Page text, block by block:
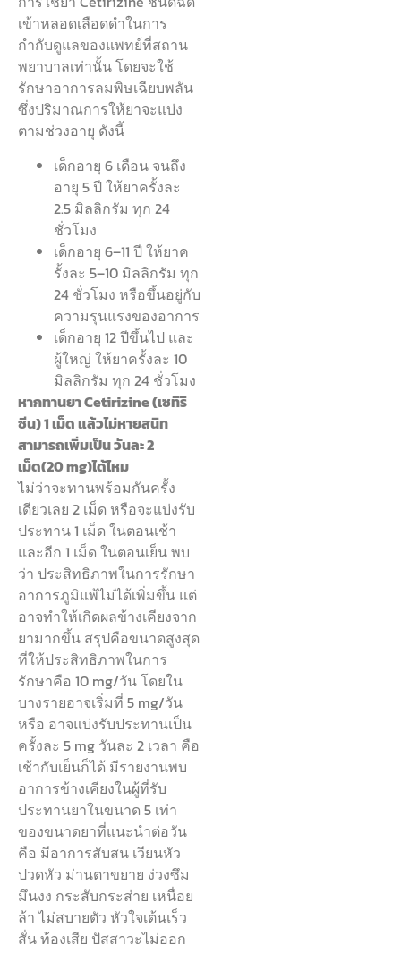
เข้าหลอดเลือดดำในการ
กำกับดูแลของแพทย์ที่สถาน
พยาบาลเท่านั้น โดยจะใช้
รักษาอาการลมพิษเฉียบพลัน
ซึ่งปริมาณการให้ยาจะแบ่ง
ตามช่วงอายุ ดังนี้
เด็กอายุ 6 เดือน จนถึง
อายุ 5 ปี ให้ยาครั้งละ
2.5 มิลลิกรัม ทุก 24
ชั่วโมง
เด็กอายุ 6–11 ปี ให้ยาค
รั้งละ 5–10 มิลลิกรัม ทุก
24 ชั่วโมง หรือขึ้นอยู่กับ
ความรุนแรงของอาการ
เด็กอายุ 12 ปีขึ้นไป และ
ผู้ใหญ่ ให้ยาครั้งละ 10
มิลลิกรัม ทุก 24 ชั่วโมง
หากทานยา Cetirizine (เซทิริ
ซีน) 1 เม็ด แล้วไม่หายสนิท
สามารถเพิ่มเป็น วันละ 2
เม็ด(20 mg)ได้ไหม
ไม่ว่าจะทานพร้อมกันครั้ง
เดียวเลย 2 เม็ด หรือจะแบ่งรับ
ประทาน 1 เม็ด ในตอนเช้า
และอีก 1 เม็ด ในตอนเย็น พบ
ว่า ประสิทธิภาพในการรักษา
อาการภูมิแพ้ไม่ได้เพิ่มขึ้น แต่
อาจทำให้เกิดผลข้างเคียงจาก
ยามากขึ้น สรุปคือขนาดสูงสุด
ที่ให้ประสิทธิภาพในการ
รักษาคือ 10 mg/วัน โดยใน
บางรายอาจเริ่มที่ 5 mg/วัน
หรือ อาจแบ่งรับประทานเป็น
ครั้งละ 5 mg วันละ 2 เวลา คือ
เช้ากับเย็นก็ได้ มีรายงานพบ
อาการข้างเคียงในผู้ที่รับ
ประทานยาในขนาด 5 เท่า
ของขนาดยาที่แนะนำต่อวัน
คือ มีอาการสับสน เวียนหัว
ปวดหัว ม่านตาขยาย ง่วงซึม
มึนงง กระสับกระส่าย เหนื่อย
ล้า ไม่สบายตัว หัวใจเต้นเร็ว
สั่น ท้องเสีย ปัสสาวะไม่ออก